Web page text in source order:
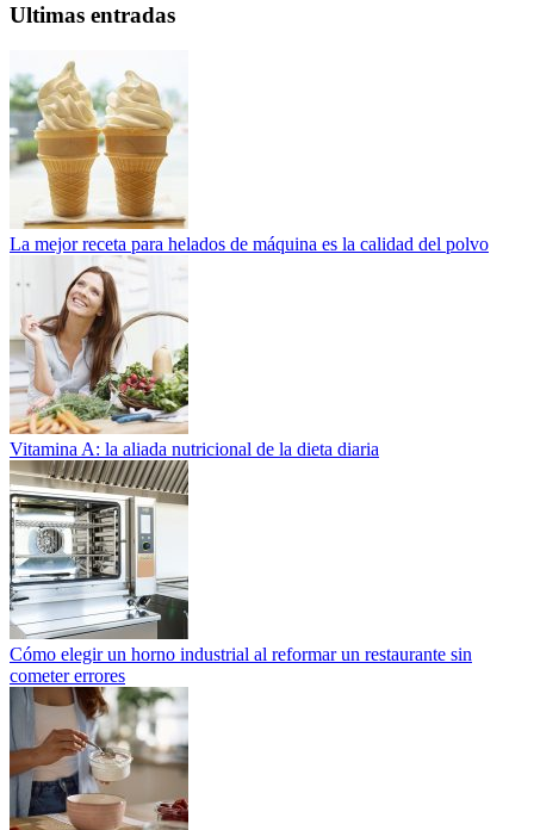
Ultimas entradas
La mejor receta para helados de máquina es la calidad del polvo
Vitamina A: la aliada nutricional de la dieta diaria
Cómo elegir un horno industrial al reformar un restaurante sin
cometer errores